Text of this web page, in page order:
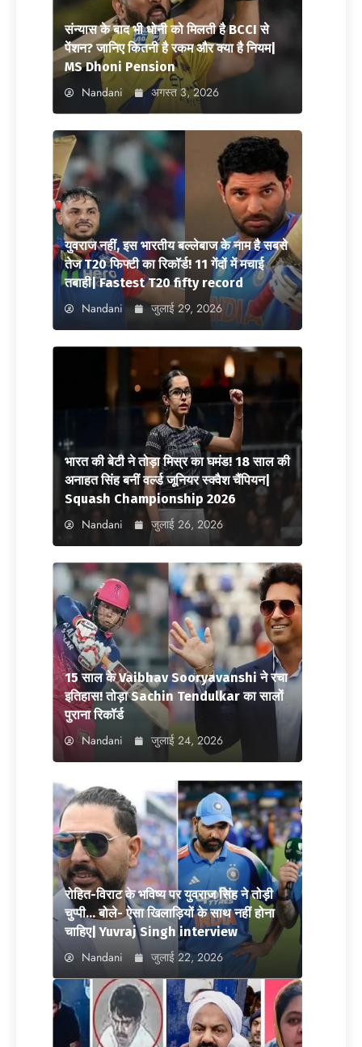
संन्यास के बाद भी धोनी को मिलती है BCCI से
पेंशन? जानिए कितनी है रकम और क्या है नियम|
MS Dhoni Pension
Nandani अगस्त 3, 2026
युवराज नहीं, इस भारतीय बल्लेबाज के नाम है सबसे
तेज T20 फिफ्टी का रिकॉर्ड! 11 गेंदों में मचाई
तबाही| Fastest T20 fifty record
Nandani जुलाई 29, 2026
भारत की बेटी ने तोड़ा मिस्र का घमंड! 18 साल की
अनाहत सिंह बनीं वर्ल्ड जूनियर स्क्वैश चैंपियन|
Squash Championship 2026
Nandani जुलाई 26, 2026
15 साल के Vaibhav Sooryavanshi ने रचा
इतिहास! तोड़ा Sachin Tendulkar का सालों
पुराना रिकॉर्ड
Nandani जुलाई 24, 2026
रोहित-विराट के भविष्य पर युवराज सिंह ने तोड़ी
चुप्पी… बोले- ऐसा खिलाड़ियों के साथ नहीं होना
चाहिए| Yuvraj Singh interview
Nandani जुलाई 22, 2026